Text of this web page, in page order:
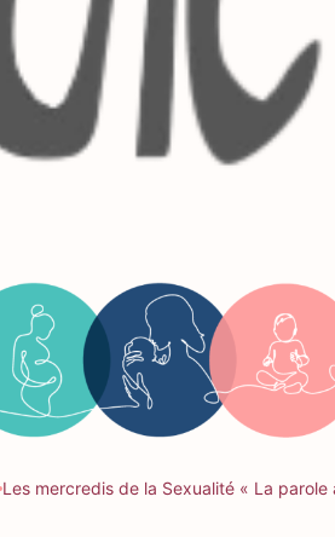
Les mercredis de la Sexualité « La parole